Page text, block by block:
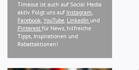
Timeout ist auch auf Social Media
aktiv. Folgt uns auf Instagram,
Facebook, YouTube, LinkedIn und
Pinterest für News, hilfreiche
Tipps, Inspirationen und
Rabattaktionen!